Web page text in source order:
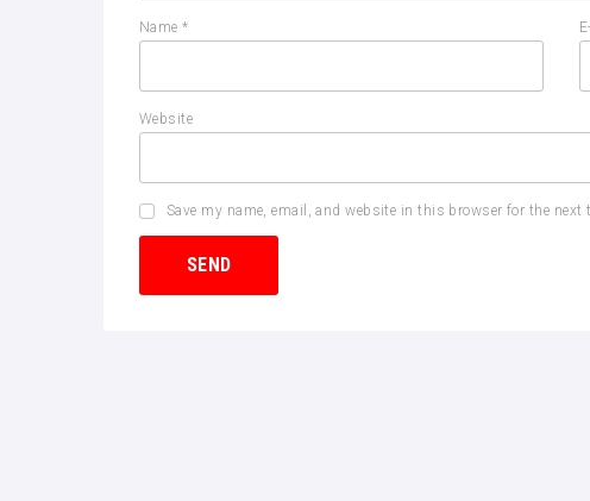
Name*
Website
Save my name, email, and website in this browser for the next